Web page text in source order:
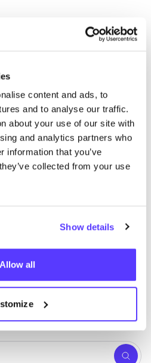
content and ads, to
and to analyse our traffic.
about your use of our site with
and analytics partners who
information that you’ve
collected from your use
Show details
Allow all
PLUP